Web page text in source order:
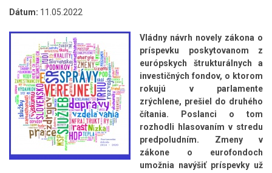
stránky
Dátum: 11.05.2022
Vládny návrh novely zákona o
príspevku poskytovanom z
európskych štrukturálnych a
investičných fondov, o ktorom
rokujú v parlamente
zrýchlene, prešiel do druhého
čítania. Poslanci o tom
rozhodli hlasovaním v stredu
predpoludním. Zmeny v
zákone o eurofondoch
umožnia navýšiť príspevky už